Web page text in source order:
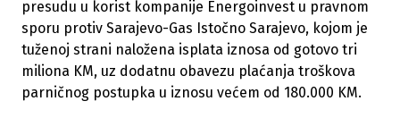
presudu u korist kompanije Energoinvest u pravnom
sporu protiv Sarajevo-Gas Istočno Sarajevo, kojom je
tuženoj strani naložena isplata iznosa od gotovo tri
miliona KM, uz dodatnu obavezu plaćanja troškova
parničnog postupka u iznosu većem od 180.000 KM.